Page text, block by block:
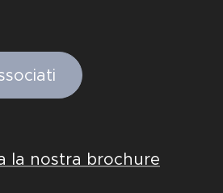
la nostra brochure